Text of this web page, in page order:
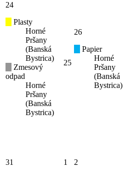
24
Plasty
Horné
Pršany
(Banská
Bystrica)
Zmesový
odpad
Horné
Pršany
(Banská
Bystrica)
25
26
Papier
Horné
Pršany
(Banská
Bystrica)
31 1 2